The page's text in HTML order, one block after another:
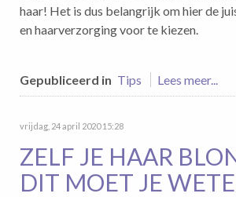
haar! Het is dus belangrijk om hier de
en haarverzorging voor te kiezen.
Gepubliceerd in Tips Lees meer...
vrijdag, 24 april 2020 15:28
ZELF JE HAAR
DIT MOET JE